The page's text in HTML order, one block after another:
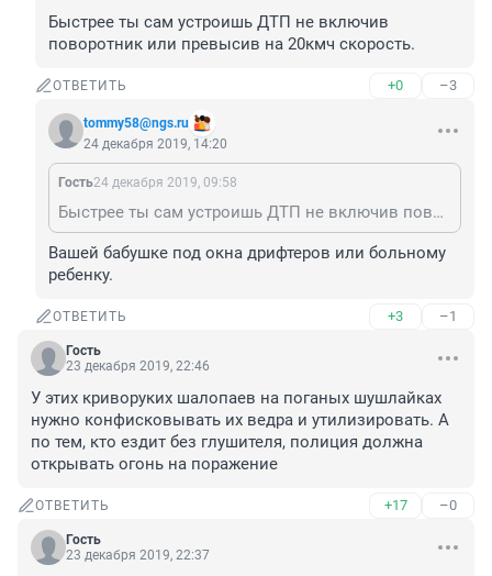
Быстрее ты сам устроишь ДТП не включив
поворотник или превысив на 20кмч скорость.
ОТВЕТИТЬ +0 –3
tommy58@ngs.ru
24 декабря 2019, 14:20
Гость24 декабря 2019, 09:58
Быстрее ты сам устроишь ДТП не включив поворотник или превысив на 20кмч скорость.
Вашей бабушке под окна дрифтеров или больному
ребенку.
ОТВЕТИТЬ +3 –1
Гость
23 декабря 2019, 22:46
У этих криворуких шалопаев на поганых шушлайках
нужно конфисковывать их ведра и утилизировать. А
по тем, кто ездит без глушителя, полиция должна
открывать огонь на поражение
ОТВЕТИТЬ +17 –0
Гость
23 декабря 2019, 22:37